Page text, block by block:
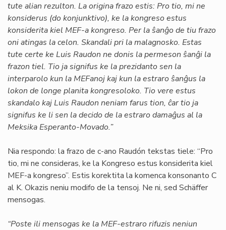
tute alian rezulton. La origina frazo estis: Pro tio, mi ne
konsiderus (do konjunktivo), ke la kongreso estus
konsiderita kiel MEF-a kongreso. Per la ŝanĝo de tiu frazo
oni atingas la celon. Skandali pri la malagnosko. Estas
tute certe ke Luis Raudon ne donis la permeson ŝanĝi la
frazon tiel. Tio ja signifus ke la prezidanto sen la
interparolo kun la MEFanoj kaj kun la estraro ŝanĝus la
lokon de longe planita kongresoloko. Tio vere estus
skandalo kaj Luis Raudon neniam farus tion, ĉar tio ja
signifus ke li sen la decido de la estraro damaĝus al la
Meksika Esperanto-Movado.”
Nia respondo: la frazo de c-ano Raudón tekstas tiele: “Pro
tio, mi ne consideras, ke la Kongreso estus konsiderita kiel
MEF-a kongreso”. Estis korektita la komenca konsonanto C
al K. Okazis neniu modifo de la tensoj. Ne ni, sed Schäffer
mensogas.
“Poste ili mensogas ke la MEF-estraro rifuzis neniun